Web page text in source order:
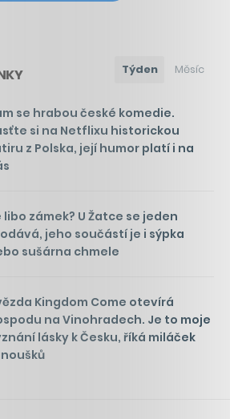
Týden Měsíc
se hrabou české komedie.
si na Netflixu historickou
z Polska, její humor platí i na
libo zámek? U Žatce se jeden
jeho součástí je i sýpka
sušárna chmele
Kingdom Come otevírá
na Vinohradech. Je to moje
lásky k Česku, říká miláček